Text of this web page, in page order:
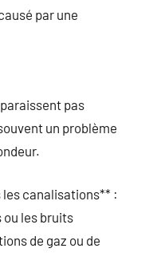
par une
pas
un problème
canalisations** :
les bruits
de gaz ou de